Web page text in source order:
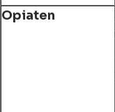
Opiaten